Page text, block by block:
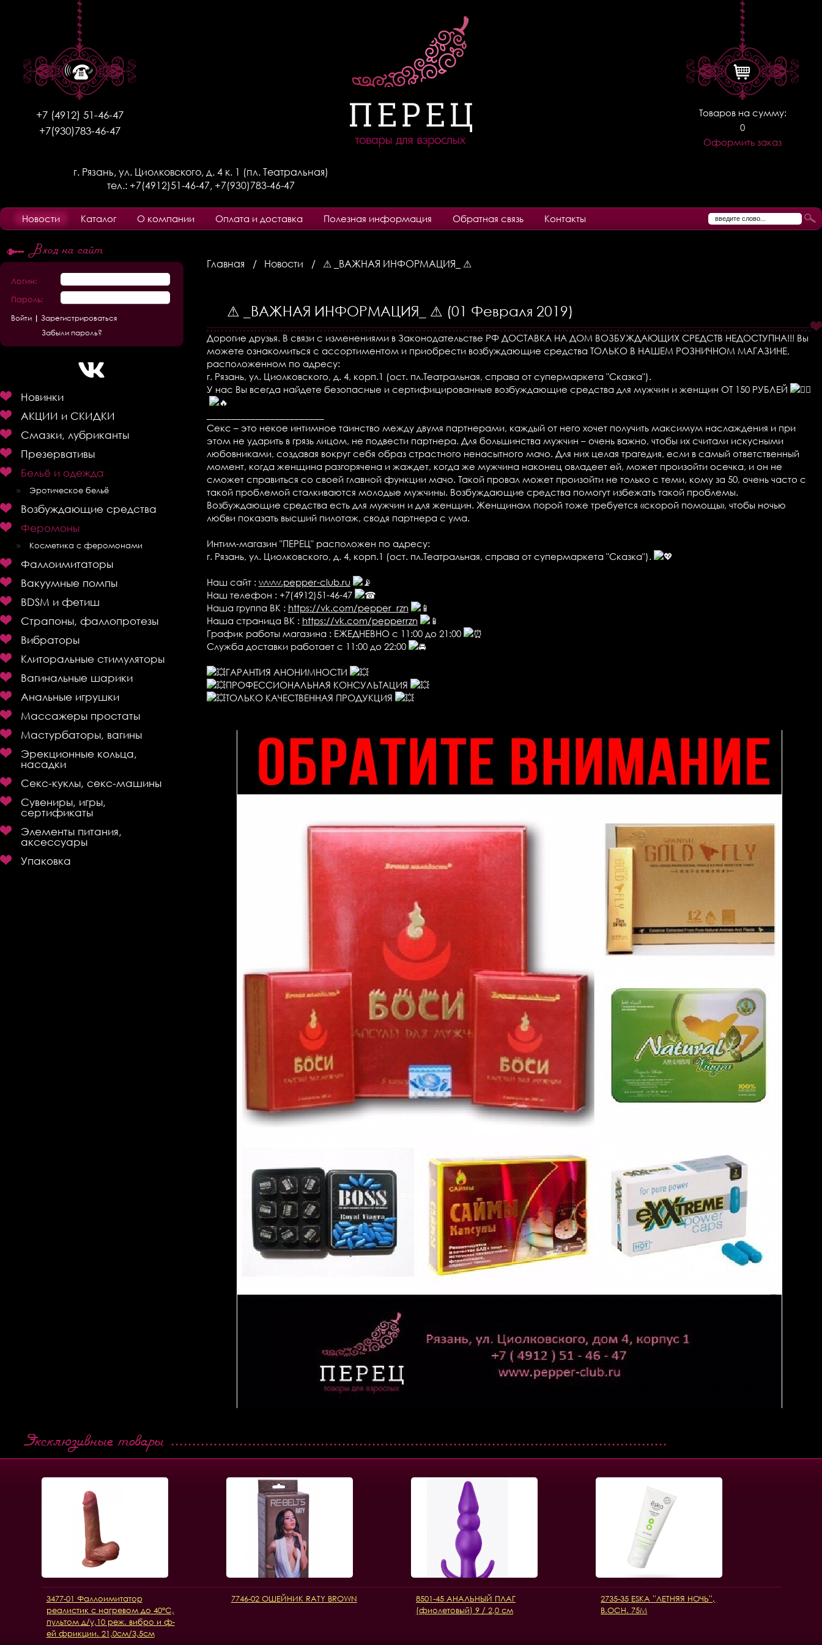
+7 (4912) 51-46-47
+7(930)783-46-47
Товаров на сумму:
0
Оформить заказ
г. Рязань, ул. Циолковского, д. 4 к. 1 (пл. Театральная)
тел.: +7(4912)51-46-47, +7(930)783-46-47
Новости Каталог О компании Оплата и доставка Полезная информация Обратная связь Контакты
Вход на сайт
Логин:
Пароль:
Зарегистрироваться
Забыли пароль?
Новинки
АКЦИИ и СКИДКИ
Смазки, лубриканты
Презервативы
Бельё и одежда
Эротическое бельё
Возбуждающие средства
Феромоны
Косметика с феромонами
Фаллоимитаторы
Вакуумные помпы
BDSM и фетиш
Страпоны, фаллопротезы
Вибраторы
Клиторальные стимуляторы
Вагинальные шарики
Анальные игрушки
Массажеры простаты
Мастурбаторы, вагины
Эрекционные кольца,
насадки
Секс-куклы, секс-машины
Сувениры, игры,
сертификаты
Элементы питания,
аксессуары
Упаковка
Главная Новости ⚠ _ВАЖНАЯ ИНФОРМАЦИЯ_ ⚠
⚠ _ВАЖНАЯ ИНФОРМАЦИЯ_ ⚠ (01 Февраля 2019)
Дорогие друзья. В связи с изменениями в Законодательстве РФ ДОСТАВКА НА ДОМ ВОЗБУЖДАЮЩИХ СРЕДСТВ НЕДОСТУПНА!!! Вы
можете ознакомиться с ассортиментом и приобрести возбуждающие средства ТОЛЬКО В НАШЕМ РОЗНИЧНОМ МАГАЗИНЕ,
расположенном по адресу:
г. Рязань, ул. Циолковского, д. 4, корп.1 (ост. пл.Театральная, справа от супермаркета "Сказка").
У нас Вы всегда найдете безопасные и сертифицированные возбуждающие средства для мужчин и женщин ОТ 150 РУБЛЕЙ
Секс – это некое интимное таинство между двумя партнерами, каждый от него хочет получить максимум наслаждения и при
этом не ударить в грязь лицом, не подвести партнера. Для большинства мужчин – очень важно, чтобы их считали искусными
любовниками, создавая вокруг себя образ страстного ненасытного мачо. Для них целая трагедия, если в самый ответственный
момент, когда женщина разгорячена и жаждет, когда же мужчина наконец овладеет ей, может произойти осечка, и он не
сможет справиться со своей главной функции мачо. Такой провал может произойти не только с теми, кому за 50, очень часто с
такой проблемой сталкиваются молодые мужчины. Возбуждающие средства помогут избежать такой проблемы.
Возбуждающие средства есть для мужчин и для женщин. Женщинам порой тоже требуется «скорой помощь», чтобы ночью
любви показать высший пилотаж, сводя партнера с ума.
Интим-магазин "ПЕРЕЦ" расположен по адресу:
г. Рязань, ул. Циолковского, д. 4, корп.1 (ост. пл.Театральная, справа от супермаркета "Сказка").
Наш сайт : www.pepper-club.ru
Наш телефон : +7(4912)51-46-47
Наша группа ВК : https://vk.com/pepper_rzn
Наша страница ВК : https://vk.com/pepperrzn
График работы магазина : ЕЖЕДНЕВНО с 11:00 до 21:00
Служба доставки работает с 11:00 до 22:00
ГАРАНТИЯ АНОНИМНОСТИ
ПРОФЕССИОНАЛЬНАЯ КОНСУЛЬТАЦИЯ
ТОЛЬКО КАЧЕСТВЕННАЯ ПРОДУКЦИЯ
Эксклюзивные товары
3477-01 Фаллоимитатор
реалистик с нагревом до 40°C,
пультом д/у,10 реж. вибро и ф-
ей фрикции. 21,0см/3,5см
7746-02 ОШЕЙНИК RATY BROWN
8501-45 АНАЛЬНЫЙ ПЛАГ
(фиолетовый) 9 / 2,0 см
2735-35 ESKA ''ЛЕТНЯЯ НОЧЬ'',
В.ОСН. 75М